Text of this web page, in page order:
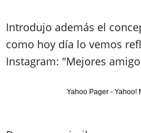
Introdujo además el
como hoy día lo vemos
Instagram: "Mejores
Yahoo Pager - Yahoo!